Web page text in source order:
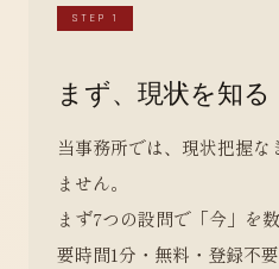
STEP 1
まず、現状を知る
当事務所では、現状把握な
ません。
まず7つの設問で「今」を
要時間1分・無料・登録不要